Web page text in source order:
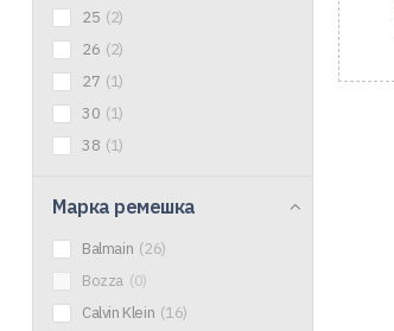
25 (2)
26 (2)
27 (1)
30 (1)
38 (1)
Марка ремешка
Balmain (26)
Bozza (0)
Calvin Klein (16)